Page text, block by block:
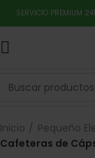
SERVICIO PREMIUM
Inicio Pequeño
Cafeteras de